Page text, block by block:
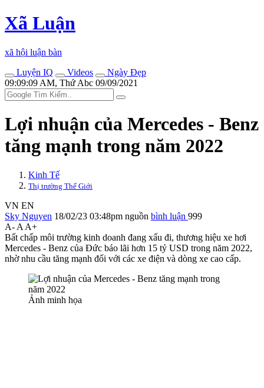
Xã Luận
xã hội luận bàn
Luyện IQ
Videos
Ngày Đẹp
09:09:09 AM, Thứ Abc 09/09/2021
Lợi nhuận của Mercedes - Benz
tăng mạnh trong năm 2022
Kinh Tế
Thị trường Thế Giới
VN EN
Sky Nguyen 18/02/23 03:48pm nguồn bình luận 999
A- A A+
Bất chấp môi trường kinh doanh đang xấu đi, thương hiệu xe hơi
Mercedes - Benz của Đức báo lãi hơn 15 tỷ USD trong năm 2022,
nhờ nhu cầu tăng mạnh đối với các xe điện và dòng xe cao cấp.
Ảnh minh họa